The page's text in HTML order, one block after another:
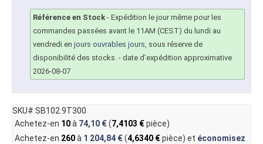
Référence en Stock - Expédition le jour même pour les
commandes passées avant le 11AM (CEST) du lundi au
vendredi en jours ouvrables jours, sous réserve de
disponibilité des stocks. - date d’expédition approximative
2026-08-07
SKU# SB102.9T300
Achetez-en 10à 74,10 €(7,4103 €pièce)
Achetez-en 260à 1 204,84 €(4,6340 €pièce) et économisez